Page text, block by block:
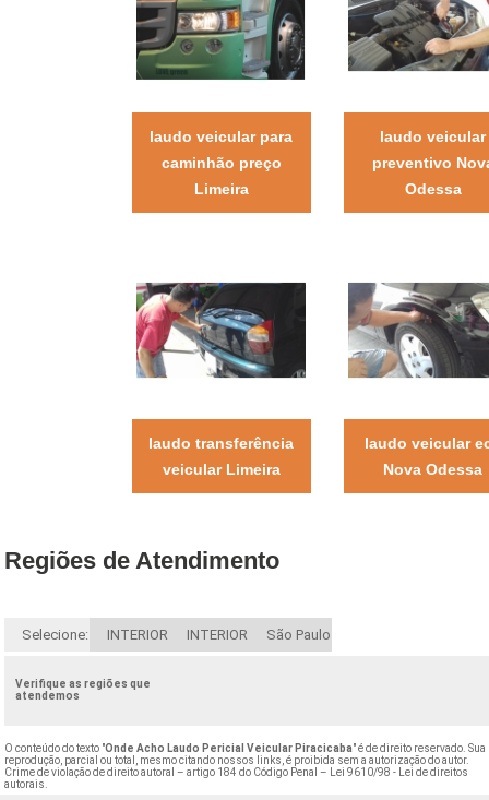
laudo veicular para
caminhão preço
Limeira
laudo veicular
preventivo
Odessa
laudo transferência
veicular Limeira
laudo veicular
Nova Odessa
Regiões de Atendimento
Selecione: INTERIOR INTERIOR São Paulo
Verifique as regiões que
atendemos
O conteúdo do texto "Onde Acho Laudo Pericial Veicular Piracicaba" é de direito reservado. Sua
reprodução, parcial ou total, mesmo citando nossos links, é proibida sem a autorização do autor.
Crime de violação de direito autoral – artigo 184 do Código Penal –
Lei 9610/98 - Lei de direitos
autorais